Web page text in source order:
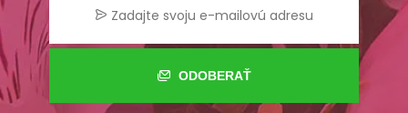
ODOBERAŤ